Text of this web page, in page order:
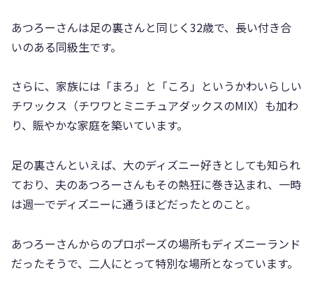
あつろーさんは足の裏さんと同じく32歳で、長い付き合
いのある同級生です。
さらに、家族には「まろ」と「ころ」というかわいらしい
チワックス（チワワとミニチュアダックスのMIX）も加わ
り、賑やかな家庭を築いています。
足の裏さんといえば、大のディズニー好きとしても知られ
ており、夫のあつろーさんもその熱狂に巻き込まれ、一時
は週一でディズニーに通うほどだったとのこと。
あつろーさんからのプロポーズの場所もディズニーランド
だったそうで、二人にとって特別な場所となっています。